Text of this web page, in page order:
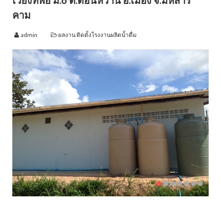
คาม
admin ผลงาน ติดตั้งโรงงานผลิตน้ำดื่ม